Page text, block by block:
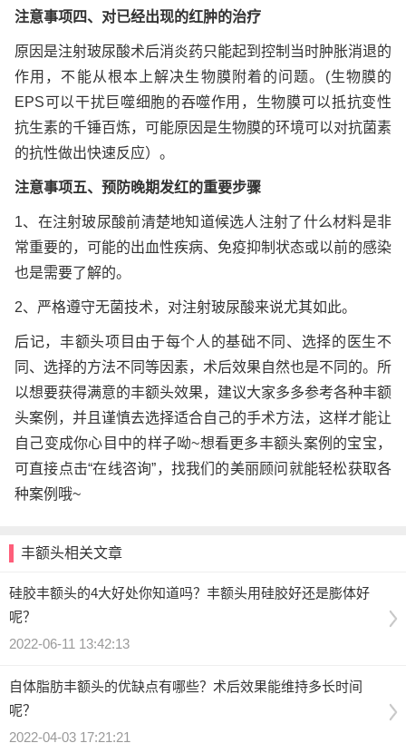
注意事项四、对已经出现的红肿的治疗
原因是注射玻尿酸术后消炎药只能起到控制当时肿胀消退的
作用，不能从根本上解决生物膜附着的问题。(生物膜的
EPS可以干扰巨噬细胞的吞噬作用，生物膜可以抵抗变性
抗生素的千锤百炼，可能原因是生物膜的环境可以对抗菌素
的抗性做出快速反应）。
注意事项五、预防晚期发红的重要步骤
1、在注射玻尿酸前清楚地知道候选人注射了什么材料是非
常重要的，可能的出血性疾病、免疫抑制状态或以前的感染
也是需要了解的。
2、严格遵守无菌技术，对注射玻尿酸来说尤其如此。
后记，丰额头项目由于每个人的基础不同、选择的医生不
同、选择的方法不同等因素，术后效果自然也是不同的。所
以想要获得满意的丰额头效果，建议大家多多参考各种丰额
头案例，并且谨慎去选择适合自己的手术方法，这样才能让
自己变成你心目中的样子呦~想看更多丰额头案例的宝宝，
可直接点击“在线咨询”，找我们的美丽顾问就能轻松获取各
种案例哦~
丰额头相关文章
硅胶丰额头的4大好处你知道吗？丰额头用硅胶好还是膨体好
呢？
2022-06-11 13:42:13
自体脂肪丰额头的优缺点有哪些？术后效果能维持多长时间
呢？
2022-04-03 17:21:21